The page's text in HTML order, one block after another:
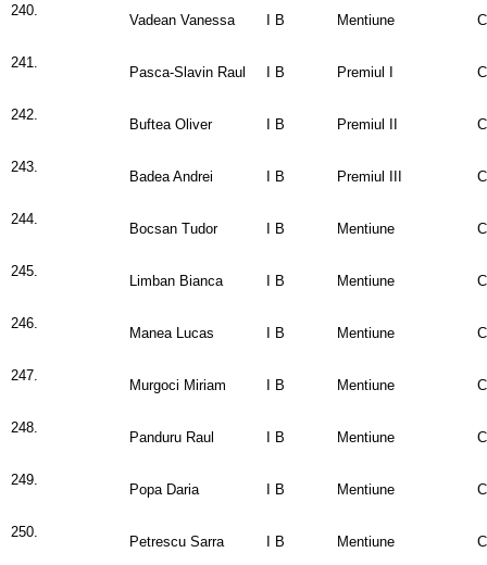
240.
Vadean Vanessa I B Mentiune
241.
Pasca-Slavin Raul I B Premiul I
242.
Buftea Oliver I B Premiul II
243.
Badea Andrei I B Premiul III
244.
Bocsan Tudor I B Mentiune
245.
Limban Bianca I B Mentiune
246.
Manea Lucas I B Mentiune
247.
Murgoci Miriam I B Mentiune
248.
Panduru Raul I B Mentiune
249.
Popa Daria I B Mentiune
250.
Petrescu Sarra I B Mentiune